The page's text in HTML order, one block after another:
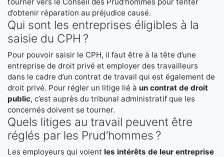
d’obtenir réparation au préjudice causé.
Qui sont les entreprises éligibles à la
saisie du CPH ?
Pour pouvoir saisir le CPH, il faut être à la tête d’une
entreprise de droit privé et employer des travailleurs
dans le cadre d’un contrat de travail qui est également de
droit privé. Pour régler un litige lié à un contrat de droit
public, c’est auprès du tribunal administratif que les
concernés doivent se tourner.
Quels litiges au travail peuvent être
réglés par les Prud’hommes ?
Les employeurs qui voient les intérêts de leur entreprise